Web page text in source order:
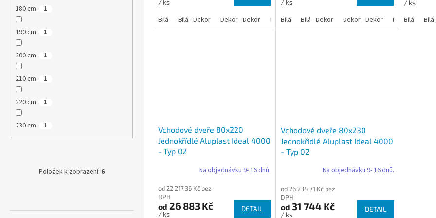
180 cm 1
190 cm 1
200 cm 1
210 cm 1
220 cm 1
230 cm 1
Položek k zobrazení: 6
/ ks
Bílá Bílá - Dekor Dekor - Dekor Bílá - Antracit Bílá - Zlatý dub Bílá - Tmavý dub
/ ks
Bílá Bílá - Dekor Dekor - Dekor Bílá - Antracit
/ ks
Bílá Bílá
Vchodové dveře 80x220
Jednokřídlé Aluplast Ideal 4000
- Typ 02
Na objednávku 9- 16 dnů.
od 22 217,36 Kč bez
DPH
od 26 883 Kč
/ ks
DETAIL
Vchodové dveře 80x230
Jednokřídlé Aluplast Ideal 4000
- Typ 02
Na objednávku 9- 16 dnů.
od 26 234,71 Kč bez
DPH
od 31 744 Kč
/ ks
DETAIL